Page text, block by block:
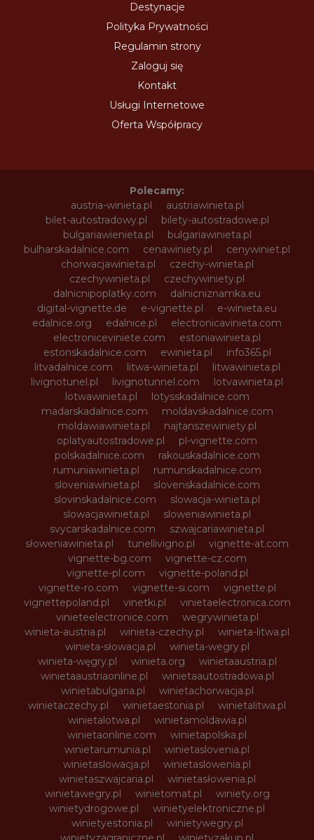
Destynacje
Polityka Prywatności
Regulamin strony
Zaloguj się
Kontakt
Usługi Internetowe
Oferta Współpracy
Polecamy:
austria-winieta.pl
austriawinieta.pl
bilet-autostradowy.pl
bilety-autostradowe.pl
bulgariawienieta.pl
bulgariawinieta.pl
bulharskadalnice.com
cenawiniety.pl
cenywiniet.pl
chorwacjawinieta.pl
czechy-winieta.pl
czechywinieta.pl
czechywiniety.pl
dalnicnipoplatky.com
dalnicniznamka.eu
digital-vignette.de
e-vignette.pl
e-winieta.eu
edalnice.org
edalnice.pl
electronicavinieta.com
electroniceviniete.com
estoniawinieta.pl
estonskadalnice.com
ewinieta.pl
info365.pl
litvadalnice.com
litwa-winieta.pl
litwawinieta.pl
livignotunel.pl
livignotunnel.com
lotvawinieta.pl
lotwawinieta.pl
lotysskadalnice.com
madarskadalnice.com
moldavskadalnice.com
moldawiawinieta.pl
najtanszewiniety.pl
oplatyautostradowe.pl
pl-vignette.com
polskadalnice.com
rakouskadalnice.com
rumuniawinieta.pl
rumunskadalnice.com
sloveniawinieta.pl
slovenskadalnice.com
slovinskadalnice.com
slowacja-winieta.pl
slowacjawinieta.pl
sloweniawinieta.pl
svycarskadalnice.com
szwajcariawinieta.pl
słoweniawinieta.pl
tunellivigno.pl
vignette-at.com
vignette-bg.com
vignette-cz.com
vignette-pl.com
vignette-poland.pl
vignette-ro.com
vignette-si.com
vignette.pl
vignettepoland.pl
vinetki.pl
vinietaelectronica.com
vinieteelectronice.com
wegrywinieta.pl
winieta-austria.pl
winieta-czechy.pl
winieta-litwa.pl
winieta-słowacja.pl
winieta-wegry.pl
winieta-węgry.pl
winieta.org
winietaaustria.pl
winietaaustriaonline.pl
winietaautostradowa.pl
winietabulgaria.pl
winietachorwacja.pl
winietaczechy.pl
winietaestonia.pl
winietalitwa.pl
winietalotwa.pl
winietamoldawia.pl
winietaonline.com
winietapolska.pl
winietarumunia.pl
winietaslovenia.pl
winietaslowacja.pl
winietaslowenia.pl
winietaszwajcaria.pl
winietasłowenia.pl
winietawegry.pl
winietomat.pl
winiety.org
winietydrogowe.pl
winietyelektroniczne.pl
winietyestonia.pl
winietywegry.pl